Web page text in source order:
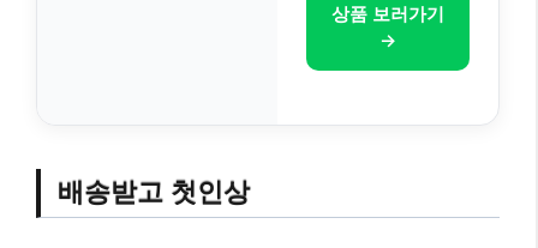
상품 보러가기
→
배송받고 첫인상